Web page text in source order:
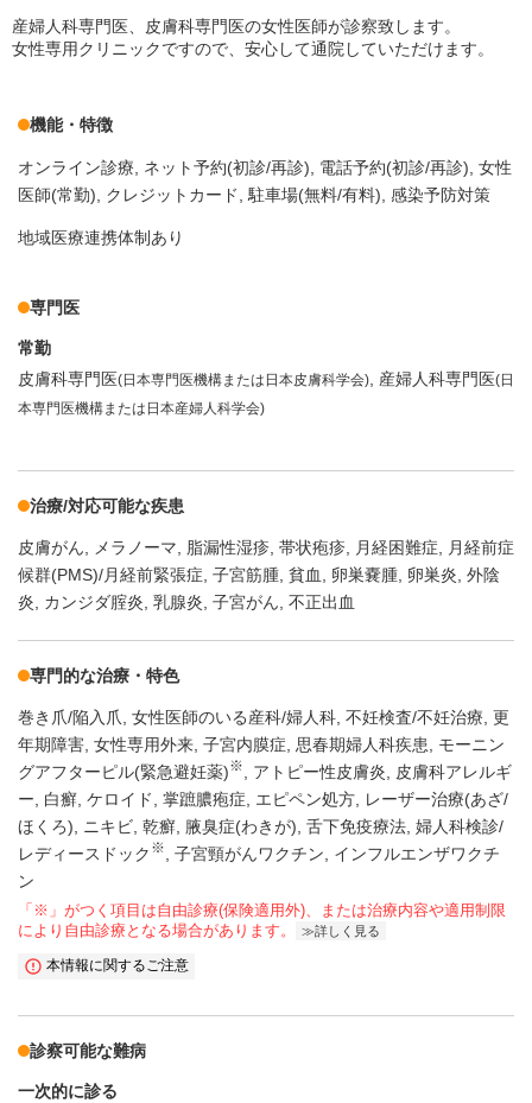
産婦人科専門医、皮膚科専門医の女性医師が診察致します。
女性専用クリニックですので、安心して通院していただけます。
機能・特徴
オンライン診療 ネット予約(初診/再診) 電話予約(初診/再診) 女性
医師(常勤)
クレジットカード 駐車場(無料/有料) 感染予防対策
地域医療連携体制あり
専門医
常勤
皮膚科専門医(日本専門医機構または日本皮膚科学会) 産婦人科専門医(日
本専門医機構または日本産婦人科学会)
治療/対応可能な疾患
皮膚がん メラノーマ 脂漏性湿疹 帯状疱疹 月経困難症
月経前症
候群(PMS)/月経前緊張症 子宮筋腫 貧血 卵巣嚢腫 卵巣炎 外陰
炎
カンジダ腟炎 乳腺炎 子宮がん 不正出血
専門的な治療・特色
巻き爪/陥入爪 女性医師のいる産科/婦人科 不妊検査/不妊治療 更
年期障害 女性専用外来 子宮内膜症 思春期婦人科疾患
モーニン
グアフターピル(緊急避妊薬)※ アトピー性皮膚炎
皮膚科アレルギ
ー
白癬 ケロイド 掌蹠膿疱症 エピペン処方
レーザー治療(あざ/
ほくろ)
ニキビ 乾癬 腋臭症(わきが) 舌下免疫療法 婦人科検診/
レディースドック ※ 子宮頸がんワクチン
インフルエンザワクチ
ン
「※」がつく項目は自由診療(保険適用外)、または治療内容や適用制限
により自由診療となる場合があります。
詳しく見る
本情報に関するご注意
診察可能な難病
一次的に診る